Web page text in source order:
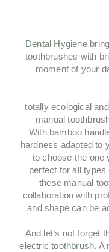
Dental Hygiene
toothbrushes with
moment of your
totally ecological
manual
With bamboo
hardness adapted to
to choose the one
perfect for all
these manual
collaboration with
and shape can be
And let’s not forget
electric toothbrush. A